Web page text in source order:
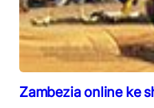
Zambezia online ke